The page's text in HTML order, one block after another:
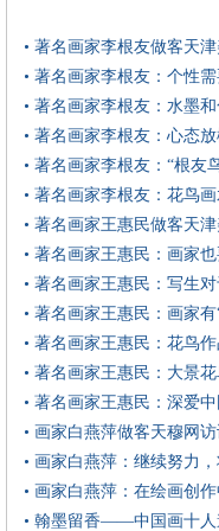
• 著名画家李根友做客天
• 著名画家李根友：个性
• 著名画家李根友：水墨
• 著名画家李根友：心态
• 著名画家李根友：“根友
• 著名画家李根友：花鸟
• 著名画家王惠民做客天
• 著名画家王惠民：画家
• 著名画家王惠民：写生
• 著名画家王惠民：画家
• 著名画家王惠民：花鸟
• 著名画家王惠民：大景
• 著名画家王惠民：深爱
• 画家白燕萍做客天穆网
• 画家白燕萍：继续努力
• 画家白燕萍：在绘画创
• 翰墨留香——中国画十人